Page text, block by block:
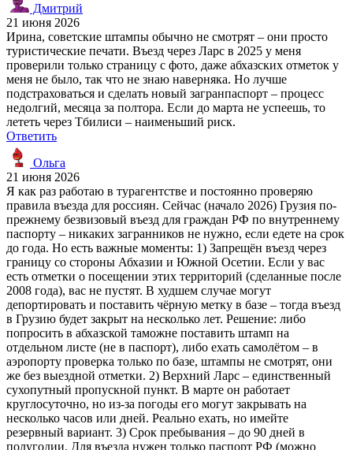
Дмитрий
21 июня 2026
Ирина, советские штампы обычно не смотрят – они просто
туристические печати. Въезд через Ларс в 2025 у меня
проверили только страницу с фото, даже абхазских отметок у
меня не было, так что не знаю наверняка. Но лучше
подстраховаться и сделать новый загранпаспорт – процесс
недолгий, месяца за полтора. Если до марта не успеешь, то
лететь через Тбилиси – наименьший риск.
Ответить
Ольга
21 июня 2026
Я как раз работаю в турагентстве и постоянно проверяю
правила въезда для россиян. Сейчас (начало 2026) Грузия по-
прежнему безвизовый въезд для граждан РФ по внутреннему
паспорту – никаких загранников не нужно, если едете на срок
до года. Но есть важные моменты: 1) Запрещён въезд через
границу со стороны Абхазии и Южной Осетии. Если у вас
есть отметки о посещении этих территорий (сделанные после
2008 года), вас не пустят. В худшем случае могут
депортировать и поставить чёрную метку в базе – тогда въезд
в Грузию будет закрыт на несколько лет. Решение: либо
попросить в абхазской таможне поставить штамп на
отдельном листе (не в паспорт), либо ехать самолётом – в
аэропорту проверка только по базе, штампы не смотрят, они
же без выездной отметки. 2) Верхний Ларс – единственный
сухопутный пропускной пункт. В марте он работает
круглосуточно, но из-за погоды его могут закрывать на
несколько часов или дней. Реально ехать, но имейте
резервный вариант. 3) Срок пребывания – до 90 дней в
полугодии. Для въезда нужен только паспорт РФ (можно